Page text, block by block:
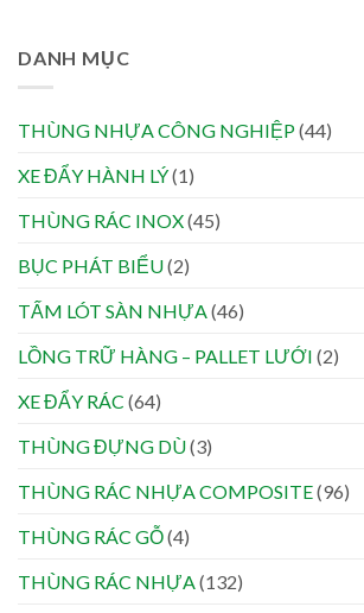
DANH MỤC
THÙNG NHỰA CÔNG NGHIỆP(44)
XE ĐẨY HÀNH LÝ(1)
THÙNG RÁC INOX(45)
BỤC PHÁT BIỂU(2)
TẤM LÓT SÀN NHỰA (46)
LỒNG TRỮ HÀNG – PALLET LƯỚI (2)
XE ĐẨY RÁC (64)
THÙNG ĐỰNG DÙ(3)
THÙNG RÁC NHỰA COMPOSITE(96)
THÙNG RÁC GỖ(4)
THÙNG RÁC NHỰA (132)